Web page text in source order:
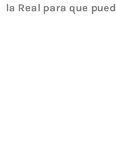
la Real para que